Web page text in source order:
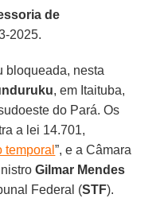
de
2025.
bloqueada, nesta
, em Itaituba,
do Pará. Os
a lei 14.701,
temporal”, e a Câmara
Gilmar Mendes
Federal (STF).